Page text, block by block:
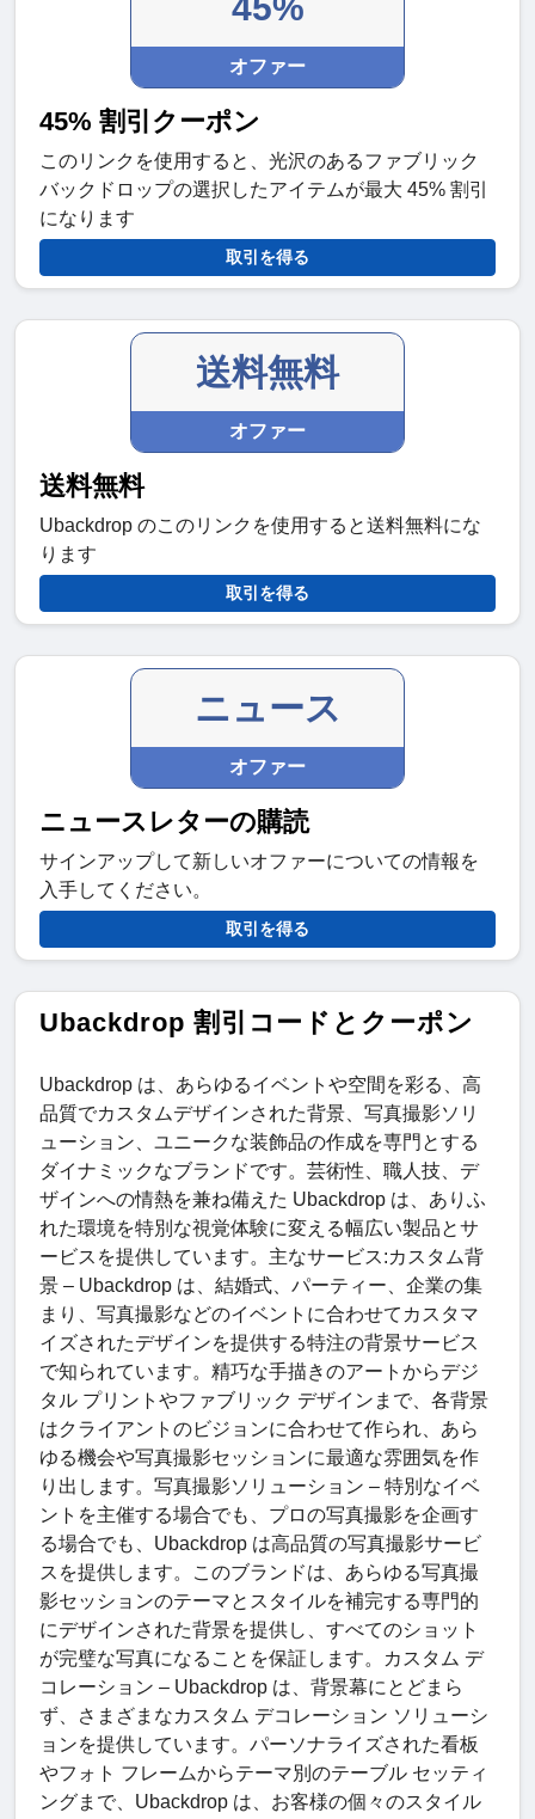
45%
オファー
45% 割引クーポン
このリンクを使用すると、光沢のあるファブリック
バックドロップの選択したアイテムが最大 45% 割引
になります
取引を得る
送料無料
オファー
送料無料
Ubackdrop のこのリンクを使用すると送料無料にな
ります
取引を得る
ニュース
オファー
ニュースレターの購読
サインアップして新しいオファーについての情報を
入手してください。
取引を得る
Ubackdrop 割引コードとクーポン
Ubackdrop は、あらゆるイベントや空間を彩る、高
品質でカスタムデザインされた背景、写真撮影ソリ
ューション、ユニークな装飾品の作成を専門とする
ダイナミックなブランドです。芸術性、職人技、デ
ザインへの情熱を兼ね備えた Ubackdrop は、ありふ
れた環境を特別な視覚体験に変える幅広い製品とサ
ービスを提供しています。主なサービス:カスタム背
景 – Ubackdrop は、結婚式、パーティー、企業の集
まり、写真撮影などのイベントに合わせてカスタマ
イズされたデザインを提供する特注の背景サービス
で知られています。精巧な手描きのアートからデジ
タル プリントやファブリック デザインまで、各背景
はクライアントのビジョンに合わせて作られ、あら
ゆる機会や写真撮影セッションに最適な雰囲気を作
り出します。写真撮影ソリューション – 特別なイベ
ントを主催する場合でも、プロの写真撮影を企画す
る場合でも、Ubackdrop は高品質の写真撮影サービ
スを提供します。このブランドは、あらゆる写真撮
影セッションのテーマとスタイルを補完する専門的
にデザインされた背景を提供し、すべてのショット
が完璧な写真になることを保証します。カスタム デ
コレーション – Ubackdrop は、背景幕にとどまら
ず、さまざまなカスタム デコレーション ソリューシ
ョンを提供しています。パーソナライズされた看板
やフォト フレームからテーマ別のテーブル セッティ
ングまで、Ubackdrop は、お客様の個々のスタイル